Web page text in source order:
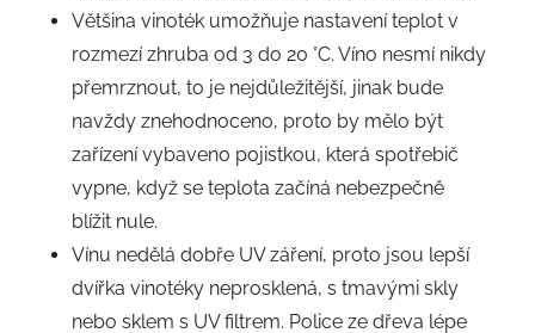
Většina vinoték umožňuje nastavení teplot v
rozmezí zhruba od 3 do 20 °C. Víno nesmí nikdy
přemrznout, to je nejdůležitější, jinak bude
navždy znehodnoceno, proto by mělo být
zařízení vybaveno pojistkou, která spotřebič
vypne, když se teplota začíná nebezpečně
blížit nule.
Vínu nedělá dobře UV záření, proto jsou lepší
dvířka vinotéky neprosklená, s tmavými skly
nebo sklem s UV filtrem. Police ze dřeva lépe